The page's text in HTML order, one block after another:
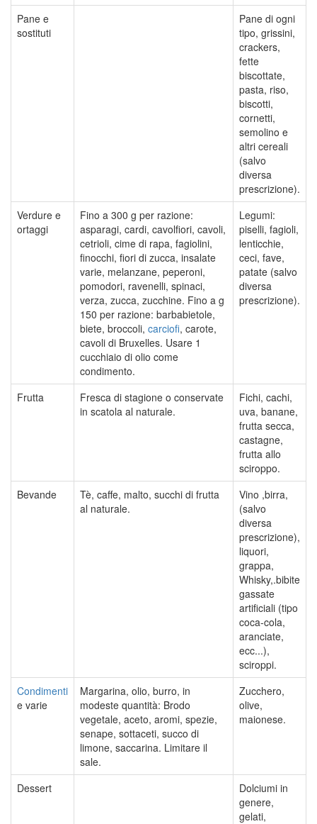
Pane e
sostituti
Pane di ogni
tipo, grissini,
crackers,
fette
biscottate,
pasta, riso,
biscotti,
cornetti,
semolino e
altri cereali
(salvo
diversa
prescrizione).
Verdure e
ortaggi
Fino a 300 g per razione:
asparagi, cardi, cavolfiori, cavoli,
cetrioli, cime di rapa, fagiolini,
finocchi, fiori di zucca, insalate
varie, melanzane, peperoni,
pomodori, ravenelli, spinaci,
verza, zucca, zucchine. Fino a g
150 per razione: barbabietole,
biete, broccoli, carciofi, carote,
cavoli di Bruxelles. Usare 1
cucchiaio di olio come
condimento.
Legumi:
piselli, fagioli,
lenticchie,
ceci, fave,
patate (salvo
diversa
prescrizione).
Frutta
Fresca di stagione o conservate
in scatola al naturale.
Fichi, cachi,
uva, banane,
frutta secca,
castagne,
frutta allo
sciroppo.
Bevande
Tè, caffe, malto, succhi di frutta
al naturale.
Vino ,birra,
(salvo
diversa
prescrizione),
liquori,
grappa,
Whisky,.bibite
gassate
artificiali (tipo
coca-cola,
aranciate,
ecc...),
sciroppi.
Condimenti
e varie
Margarina, olio, burro, in
modeste quantità: Brodo
vegetale, aceto, aromi, spezie,
senape, sottaceti, succo di
limone, saccarina. Limitare il
sale.
Zucchero,
olive,
maionese.
Dessert
Dolciumi in
genere,
gelati,